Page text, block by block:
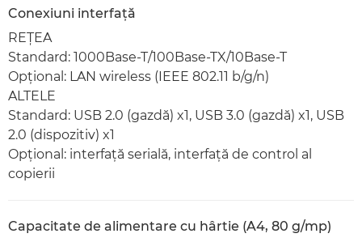
Conexiuni interfaţă
REŢEA
Standard: 1000Base-T/100Base-TX/10Base-T
Opţional: LAN wireless (IEEE 802.11 b/g/n)
ALTELE
Standard: USB 2.0 (gazdă) x1, USB 3.0 (gazdă) x1, USB
2.0 (dispozitiv) x1
Opţional: interfaţă serială, interfaţă de control al
copierii
Capacitate de alimentare cu hârtie (A4, 80 g/mp)